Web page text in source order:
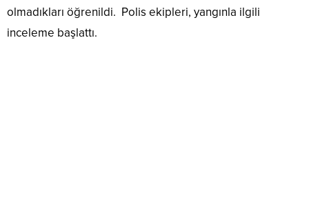
olmadıkları öğrenildi. Polis ekipleri, yangınla ilgili
inceleme başlattı.